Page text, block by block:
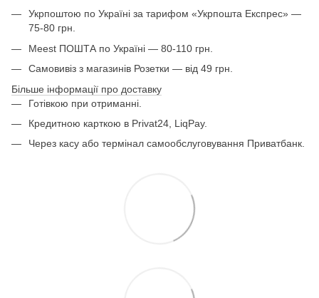
Укрпоштою по Україні за тарифом «Укрпошта Експрес» —
75-80 грн.
Meest ПОШТА по Україні — 80-110 грн.
Самовивіз з магазинів Розетки — від 49 грн.
Більше інформації про доставку
Готівкою при отриманні.
Кредитною карткою в Privat24, LiqPay.
Через касу або термінал самообслуговування Приватбанк.